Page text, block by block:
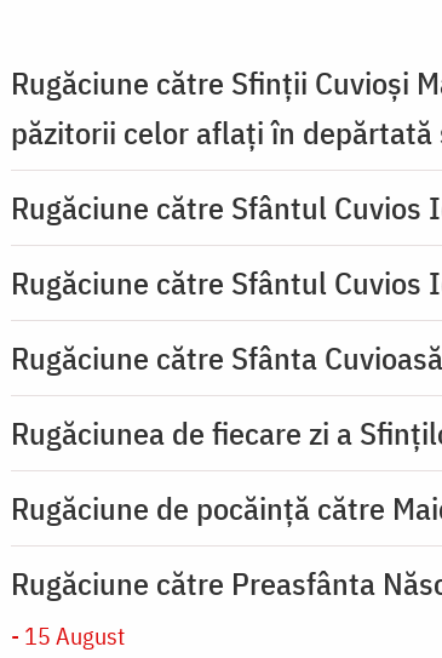
Rugăciune către Sfinții Cuvioși
păzitorii celor aflați în
Rugăciune către Sfântul
Rugăciune către Sfântul Cuvios
Rugăciune către Sfânta
Rugăciunea de fiecare zi a
Rugăciune de pocăinţă către
Rugăciune către Preasfânta
- 15 August